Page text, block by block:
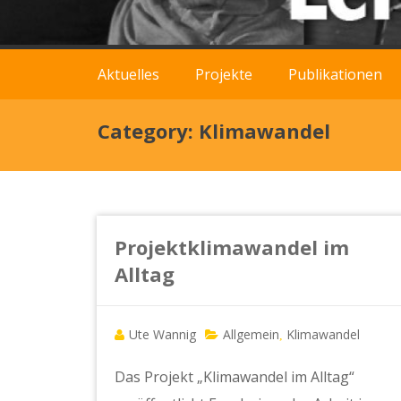
Aktuelles Projekte Publikationen
Category: Klimawandel
Projektklimawandel im
Alltag
Ute Wannig Allgemein Klimawandel
Das Projekt „Klimawandel im Alltag“